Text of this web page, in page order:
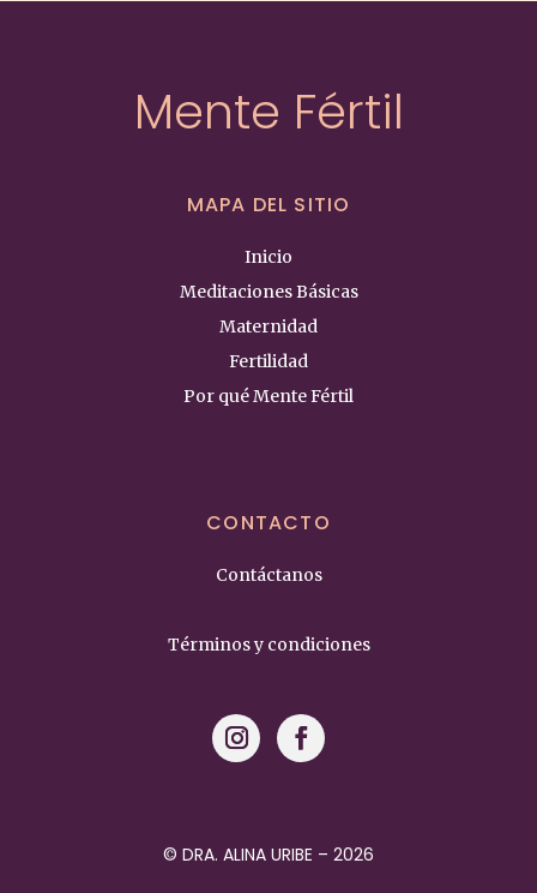
Mente Fértil
MAPA DEL SITIO
Inicio
Meditaciones Básicas
Maternidad
Fertilidad
Por qué Mente Fértil
CONTACTO
Contáctanos
Términos y condiciones
© DRA. ALINA URIBE – 2026